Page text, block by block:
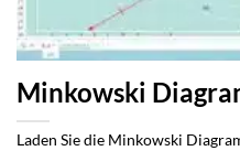
Minkowski
Laden Sie die Minkowski